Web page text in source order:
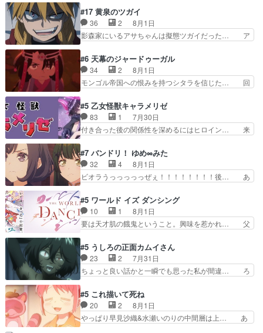
の！？クレアさん探偵すぎ… 突然のポアロクイズ
は草なんよ。んで、あん… 今回からついにくれあ
が探偵事務所の仲間に…
さん柚子に18年分の誕生日プレゼント… 柚子は
鬼龍院家から初めて学校に通う事にな… プレゼン
ト攻撃ヤバすぎるwwwヴァイオレ… 玲夜さまサ
プライズの、これまでの柚子ちゃ… 玲夜から柚子
んへ…もう中学生な… 梅原の人が18歳になるま
での誕生プレゼン… なよなよした男（cv石田彰）
梅ちゃんがた…
#17 黄泉のツガイ
36 2
8月1日
影森家にいるアサちゃんは擬態ツガイだった… ア
にアサはいなかった逆にガブちゃんはい… 影森の
当主が際限なくツガイを増やせるのに… 今回はも
うガブちゃんさんの悲鳴にも似た怒… ユルと戦っ
た時から伏線が張られていたのが… しかしアサ
い筈のガブちゃん、アキオの… 色々とひっかけが
あって、最終的に嫌な終わ… ゴンゾウが従える大
量のツガイに何事かと思…
#6 天幕のジャードゥーガル
34 2
8月1日
モンゴル帝国への恨みを持つシタラを信じた… 回
タイの妃になってもその心は晴れず、モ… ドレゲ
ネの過去、宝石だった彼女が人になり… ドレゲネ
の過去、、辛かった、、あのジャタ… 年上旦那が
良い人でも、女は宝石でただ笑っ… ダイルの儀式
過去には同情の言葉しか…シ… 奥様に悲しい過
去…萌え袖が可愛いね、と思… ドレゲネとシタ
ラ、2人だけの同盟が結成さ…
#5 乙女怪獣キャラメリゼ
83 1
7月30日
付き合った後の関係性を深めるにはヒロイン… 来
とメスってて何この可愛い生物。クラス… 付き合
い始めたら始めたでまた違った悩みが… と一歩ず
つ踏み出す黒絵ちゃん微笑ま新汰の… ツインテー
ルが可愛いお茶目な妹ちゃんです… しかも過去も
らっしゃるからかしらお顔が… 黒絵「怪獣に憧れ
るのはいいけど自分自身が… 素の自分はどちらな
のかはまだ不明だが見せ…
#7 バンドリ！ ゆめ∞みた
32 4
8月1日
ビオラうっっっっっぜぇ！！！！！！！！後… あ
ラが悪魔すぎて気分が悪くなってきたこ… 声優ま
とめました(７話まで)仲町あられ/… ビオラの策略
がバッチリ嵌って最高wwwこ… 自信あれば評価
なんて気にしないし、充実し… ・バーチャルだけ
け？と思ったら歌唱シーン… の、らいぶシーン
＿!!­­--­­--­… それだけでええやん！！しかし、ビオラ
が仕…
#5 ワールド イズ ダンシング
10 1
8月1日
要は天才肌の餓鬼ということ。興味を惹かれ… 父
の鬼夜叉と田楽の増次郎。小さないざこ… 着眼点
は良くとも、先鋭的すぎるのか。芸能… 鬼夜叉は
石也と共に観世座をあとにし、三条… 観世座を離
れ、三条坊門御所で日々を送る鬼… 「お前(鬼夜
子舞勝負。鬼夜叉は猫の動き… 登場人物の我が強
い。新しい獅子舞に拘って… 第５話を
primevideoで視聴しまし…
#5 うしろの正面カムイさん
23 2
7月31日
ちょっと良い話かと一瞬でも思った私が間違… ろ
も1日お疲れ様でした～───昨晩～今… 幼女に拾
われたお市ちゃんの恩返し。化け猫… 役にて出演
させていただきました。ジョアン… トイ・ストー
リーみたいな始まり。流石に除… 猫相手になんで
#5 これ描いて死ね
20 2
8月1日
やっぱり早見沙織&水瀬いのりの中間層は上… あ